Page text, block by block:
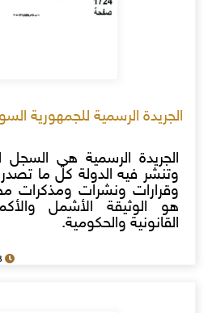
الجريدة الرسمية للجمهورية السورية
الجريدة الرسمية هي السجل
وتنشر فيه الدولة كل ما
وقرارات ونشرات ومذكرات
هو الوثيقة الأشمل
القانونية والحكومية.
12-08-2023